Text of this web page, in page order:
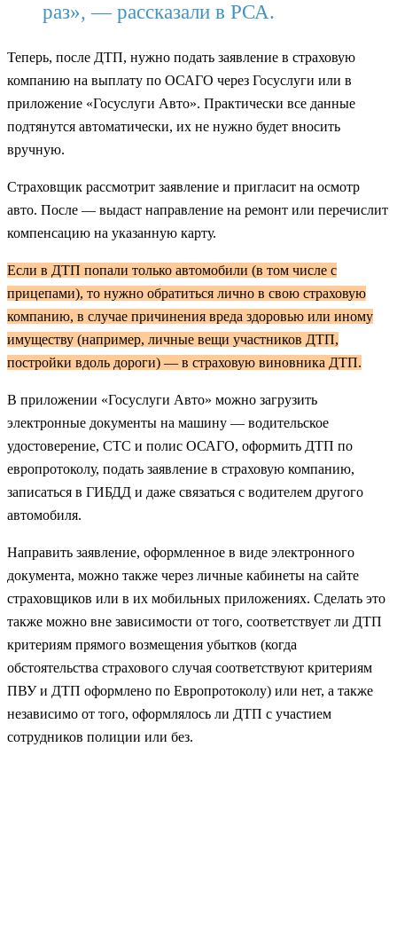
раз», — рассказали в РСА.
Теперь, после ДТП, нужно подать заявление в страховую
компанию на выплату по ОСАГО через Госуслуги или в
приложение «Госуслуги Авто». Практически все данные
подтянутся автоматически, их не нужно будет вносить
вручную.
Страховщик рассмотрит заявление и пригласит на осмотр
авто. После — выдаст направление на ремонт или перечислит
компенсацию на указанную карту.
Если в ДТП попали только автомобили (в том числе с
прицепами), то нужно обратиться лично в свою страховую
компанию, в случае причинения вреда здоровью или иному
имуществу (например, личные вещи участников ДТП,
постройки вдоль дороги) — в страховую виновника ДТП.
В приложении «Госуслуги Авто» можно загрузить
электронные документы на машину — водительское
удостоверение, СТС и полис ОСАГО, оформить ДТП по
европротоколу, подать заявление в страховую компанию,
записаться в ГИБДД и даже связаться с водителем другого
автомобиля.
Направить заявление, оформленное в виде электронного
документа, можно также через личные кабинеты на сайте
страховщиков или в их мобильных приложениях. Сделать это
также можно вне зависимости от того, соответствует ли ДТП
критериям прямого возмещения убытков (когда
обстоятельства страхового случая соответствуют критериям
ПВУ и ДТП оформлено по Европротоколу) или нет, а также
независимо от того, оформлялось ли ДТП с участием
сотрудников полиции или без.